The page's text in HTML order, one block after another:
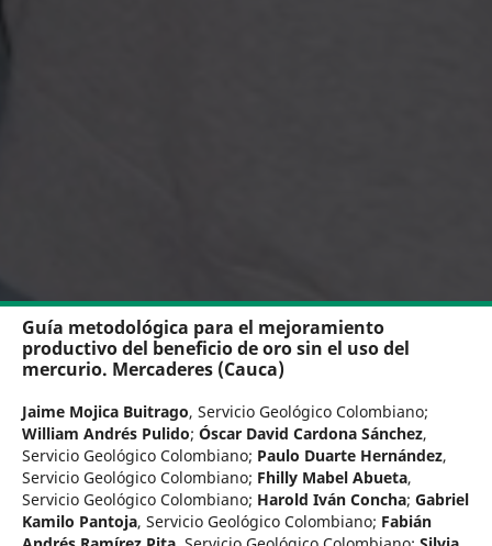
Guía metodológica para el mejoramiento
productivo del beneficio de oro sin el uso del
mercurio. Mercaderes (Cauca)
Jaime Mojica Buitrago, Servicio Geológico Colombiano;
William Andrés Pulido; Óscar David Cardona Sánchez,
Servicio Geológico Colombiano; Paulo Duarte Hernández,
Servicio Geológico Colombiano; Fhilly Mabel Abueta,
Servicio Geológico Colombiano; Harold Iván Concha; Gabriel
Kamilo Pantoja, Servicio Geológico Colombiano; Fabián